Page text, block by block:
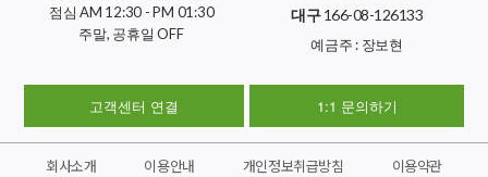
점심 AM 12:30 - PM 01:30
주말, 공휴일 OFF
대구166-08-126133
예금주 : 장보현
고객센터 연결 1:1 문의하기
회사소개 이용안내 개인정보취급방침 이용약관